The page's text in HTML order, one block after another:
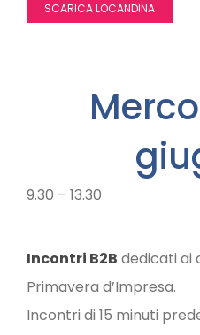
SCARICA LOCANDINA
9.30 – 13.30
Incontri B2B dedicati ai
Primavera d’Impresa.
Incontri di 15 minuti